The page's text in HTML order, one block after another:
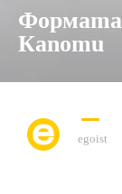
Капоти
egoist